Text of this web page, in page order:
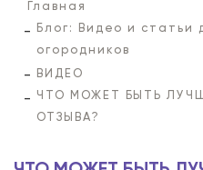
Главная
Блог: Видео и статьи
огородников
ВИДЕО
ЧТО МОЖЕТ БЫТЬ
ОТЗЫВА?